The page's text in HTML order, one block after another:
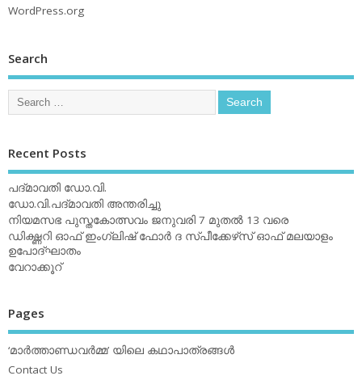
WordPress.org
Search
Recent Posts
പദ്മാവതി ഡോ.വി.
ഡോ.വി.പദ്മാവതി അന്തരിച്ചു
നിയമസഭ പുസ്തകോത്സവം ജനുവരി 7 മുതല്‍ 13 വരെ
ഡിക്ഷ്ണറി ഓഫ് ഇംഗ്ലിഷ് ഫോര്‍ ദ സ്പീക്കേഴ്‌സ് ഓഫ് മലയാളം
ഉപോദ്ഘാതം
വേറാക്കൂറ്
Pages
‘മാര്‍ത്താണ്ഡവര്‍മ്മ’ യിലെ കഥാപാത്രങ്ങള്‍
Contact Us